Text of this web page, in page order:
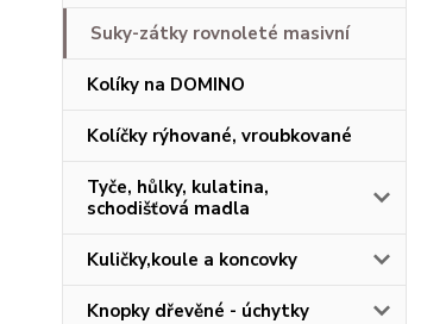
Suky-zátky rovnoleté masivní
Kolíky na DOMINO
Kolíčky rýhované, vroubkované
Tyče, hůlky, kulatina,
schodišťová madla
Kuličky,koule a koncovky
Knopky dřevěné - úchytky